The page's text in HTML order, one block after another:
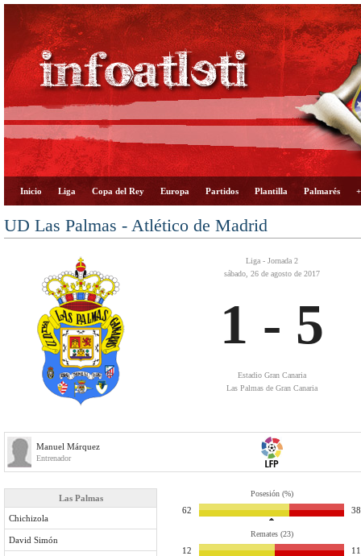
Inicio Liga Copa del Rey Europa Partidos Plantilla Palmarés
UD Las Palmas - Atlético de Madrid
Liga - Jornada 2
sábado, 26 de agosto de 2017
1 - 5
Estadio Gran Canaria
Las Palmas de Gran Canaria
Manuel Márquez
Entrenador
Las Palmas
Chichizola
David Simón
Posesión (%)
62 38
Remates (23)
12 11